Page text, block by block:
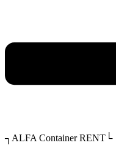
┐ALFA Container RENT└